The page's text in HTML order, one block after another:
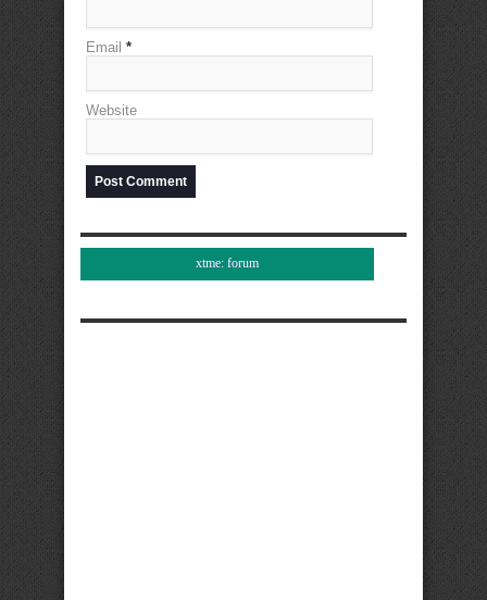
Email *
Website
xtme: forum